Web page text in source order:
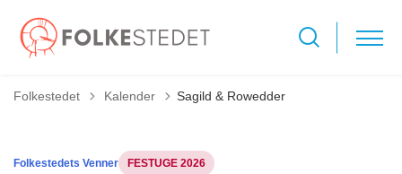
Folkestedet Tilbage til
Kalender Sagild & Rowedder
Folkestedets Venner FESTUGE 2026